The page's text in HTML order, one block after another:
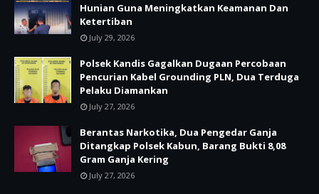
Hunian Guna Meningkatkan Keamanan Dan
Ketertiban
July 29, 2026
Polsek Kandis Gagalkan Dugaan Percobaan
Pencurian Kabel Grounding PLN, Dua Terduga
Pelaku Diamankan
July 27, 2026
Berantas Narkotika, Dua Pengedar Ganja
Ditangkap Polsek Kabun, Barang Bukti 8,08
Gram Ganja Kering
July 27, 2026